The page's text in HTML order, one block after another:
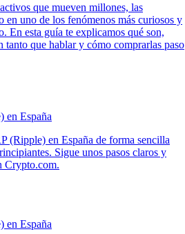
que mueven millones, las
en uno de los fenómenos más curiosos y
En esta guía te explicamos qué son,
que hablar y cómo comprarlas paso
en España
(Ripple) en España de forma sencilla
Sigue unos pasos claros y
Crypto.com.
en España